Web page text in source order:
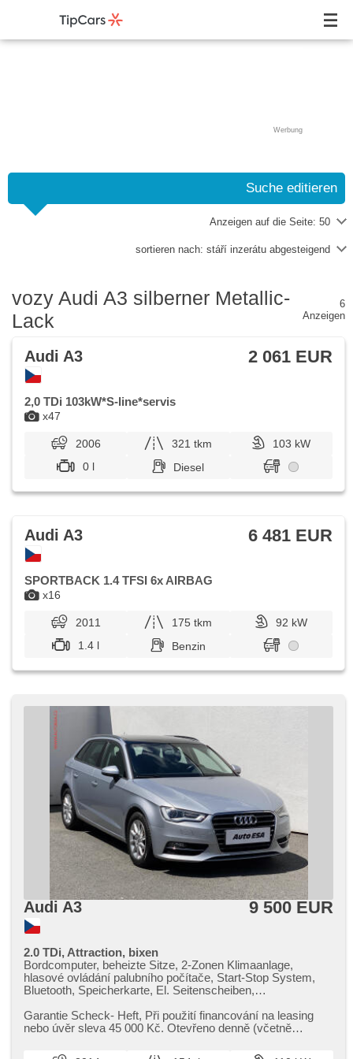
Werbung
Suche editieren
Anzeigen auf die Seite: 50
sortieren nach: stáří inzerátu abgesteigend
vozy Audi A3 silberner Metallic-
Lack
6
Anzeigen
x47
Audi A3 2 061 EUR
2,0 TDi 103kW*S-line*servis
2006 321 tkm
103 kW
0 l
Diesel
x16
Audi A3 6 481 EUR
SPORTBACK 1.4 TFSI 6x AIRBAG
2011 175 tkm
92 kW
1.4 l
Benzin
Audi A3 9 500 EUR
2.0 TDi, Attraction, bixen
Bordcomputer, beheizte Sitze, 2-Zonen Klimaanlage,
hlasové ovládání palubního počítače, Start-Stop System,
Bluetooth, Speicherkarte, El. Seitenscheiben,
Multifunktionslenkrad, Bi Xenon-Scheinwerfer, täglich
Leuchten, Alufelgen, Handgetriebe, El. Spiegel, beheizte
Servolenkung, Zentralverriegelung mit Funkfernbedienung,
Garantie Scheck​- Heft,​ Při použití financování na leasing
nebo úvěr sleva 45 000 Kč. Otevřeno denně (včetně